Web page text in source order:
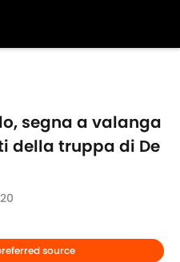
segna a valanga
della truppa di De
source